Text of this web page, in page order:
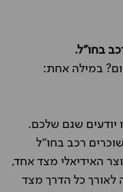
בחו"ל.
במילה אחת:
יודעים שגם שלכם.
רכב בחו"ל
האידיאלי מצד אחד,
לאורך כל הדרך מצד